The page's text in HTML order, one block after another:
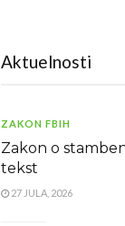
Aktuelnosti
ZAKON FBIH
Zakon o
tekst
27 JULA, 2026